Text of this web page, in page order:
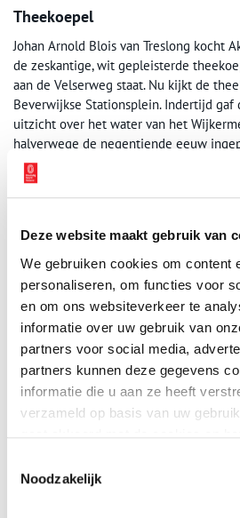
Deze website maakt gebruik van
We gebruiken cookies om content
personaliseren, om functies voor
en om ons websiteverkeer te
informatie over uw gebruik van
partners voor social media,
partners kunnen deze gegevens
informatie die u aan ze heeft
verzameld op basis van uw
Noodzakelijk
Theekoepel
Johan Arnold Blois van Treslong kocht
de zeskantige, wit gepleisterde
aan de Velserweg staat. Nu kijkt de
Beverwijkse Stationsplein. Indertijd gaf
uitzicht over het water van het
halverwege de negentiende eeuw
Wijkermeer waren in de zeventiende
voor de buitenplaatsen van rijke
Akerendam werd tussen 1635 en 1639
eigenaar en naamgever van het
buiten ging vervolgens over over in
Amsterdamse regentenfamilies: Pels,